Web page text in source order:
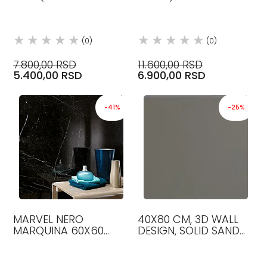
(0)
7.800,00 RSD
5.400,00 RSD
(0)
11.600,00 RSD
6.900,00 RSD
-41%
MARVEL NERO
MARQUINA 60X60
-25%
40X80 CM, 3D WALL
DESIGN, SOLID SAND